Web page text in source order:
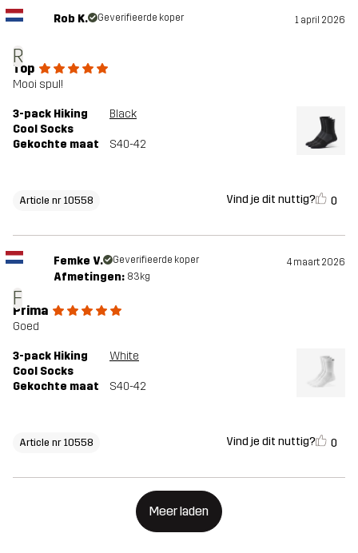
R
Rob K. Geverifieerde koper 1 april 2026
Top
Mooi spul!
3-pack Hiking
Cool Socks
Black
Gekochte maat S40-42
Article nr 10558 Vind je dit nuttig? 0
F
Femke V. Geverifieerde koper 4 maart 2026
Afmetingen: 83kg
Prima
Goed
3-pack Hiking
Cool Socks
White
Gekochte maat S40-42
Article nr 10558 Vind je dit nuttig? 0
Meer laden